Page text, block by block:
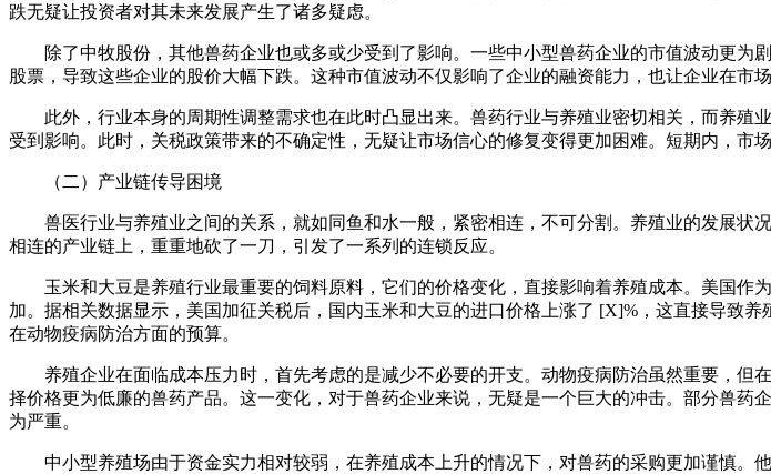
跌无疑让投资者对其未来发展产生了诸多疑虑。
除了中牧股份，其他兽药企业也或多或少受到了影响。一些中小型兽药企业的市值波动更
股票，导致这些企业的股价大幅下跌。这种市值波动不仅影响了企业的融资能力，也让企业在市
此外，行业本身的周期性调整需求也在此时凸显出来。兽药行业与养殖业密切相关，而养
受到影响。此时，关税政策带来的不确定性，无疑让市场信心的修复变得更加困难。短期内，市
（二）产业链传导困境
兽医行业与养殖业之间的关系，就如同鱼和水一般，紧密相连，不可分割。养殖业的发展
相连的产业链上，重重地砍了一刀，引发了一系列的连锁反应。
玉米和大豆是养殖行业最重要的饲料原料，它们的价格变化，直接影响着养殖成本。美国
加。据相关数据显示，美国加征关税后，国内玉米和大豆的进口价格上涨了 [X]%，这直接导致
在动物疫病防治方面的预算。
养殖企业在面临成本压力时，首先考虑的是减少不必要的开支。动物疫病防治虽然重要，
择价格更为低廉的兽药产品。这一变化，对于兽药企业来说，无疑是一个巨大的冲击。部分兽
为严重。
中小型养殖场由于资金实力相对较弱，在养殖成本上升的情况下，对兽药的采购更加谨慎